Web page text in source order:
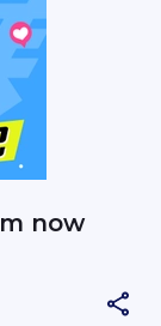
now